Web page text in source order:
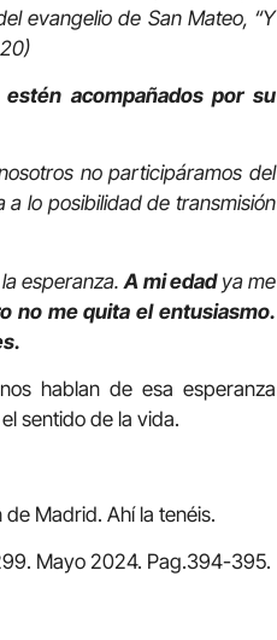
evangelio de San Mateo, “Y
acompañados por su
no participáramos del
lo posibilidad de transmisión
esperanza.A mi edadya me
no me quita el entusiasmo.
hablan de esa esperanza
sentido de la vida.
Madrid. Ahí la tenéis.
Mayo 2024. Pag.394-395.